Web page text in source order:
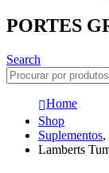
PORTES
Search
Home
Shop
Suplementos,
Lamberts